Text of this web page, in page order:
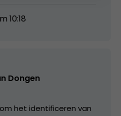
10:18
Dongen
het identificeren van